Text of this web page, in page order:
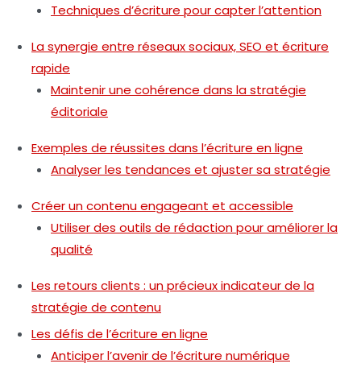
Techniques d’écriture pour capter l’attention
La synergie entre réseaux sociaux, SEO et écriture
rapide
Maintenir une cohérence dans la stratégie
éditoriale
Exemples de réussites dans l’écriture en ligne
Analyser les tendances et ajuster sa stratégie
Créer un contenu engageant et accessible
Utiliser des outils de rédaction pour améliorer la
qualité
Les retours clients : un précieux indicateur de la
stratégie de contenu
Les défis de l’écriture en ligne
Anticiper l’avenir de l’écriture numérique